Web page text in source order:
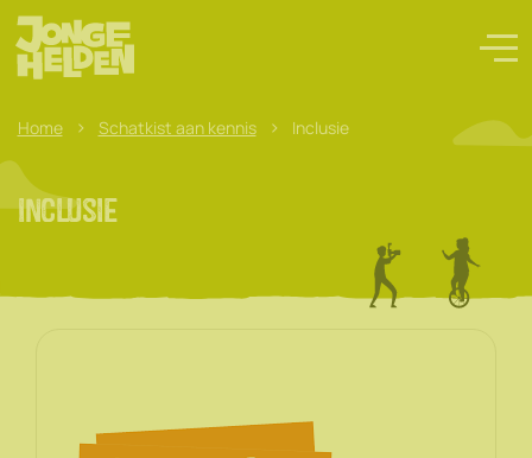
Home > Schatkist aan kennis > Inclusie
Inclusie